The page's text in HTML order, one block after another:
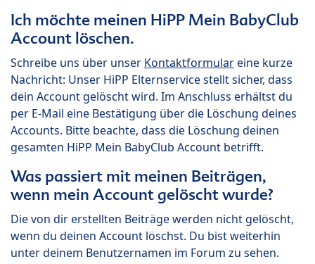
Ich möchte meinen HiPP Mein BabyClub
Account löschen.
Schreibe uns über unser Kontaktformulareine kurze
Nachricht: Unser HiPP Elternservice stellt sicher, dass
dein Account gelöscht wird. Im Anschluss erhältst du
per E-Mail eine Bestätigung über die Löschung deines
Accounts. Bitte beachte, dass die Löschung deinen
gesamten HiPP Mein BabyClub Account betrifft.
Was passiert mit meinen Beiträgen,
wenn mein Account gelöscht wurde?
Die von dir erstellten Beiträge werden nicht gelöscht,
wenn du deinen Account löschst. Du bist weiterhin
unter deinem Benutzernamen im Forum zu sehen.